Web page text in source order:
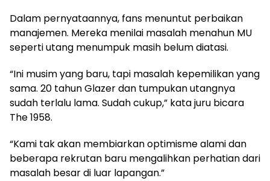
Dalam pernyataannya, fans menuntut perbaikan
manajemen. Mereka menilai masalah menahun MU
seperti utang menumpuk masih belum diatasi.
“Ini musim yang baru, tapi masalah kepemilikan yang
sama. 20 tahun Glazer dan tumpukan utangnya
sudah terlalu lama. Sudah cukup,” kata juru bicara
The 1958.
“Kami tak akan membiarkan optimisme alami dan
beberapa rekrutan baru mengalihkan perhatian dari
masalah besar di luar lapangan.”